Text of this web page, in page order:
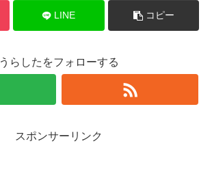
LINE コピー
うらしたをフォローする
スポンサーリンク